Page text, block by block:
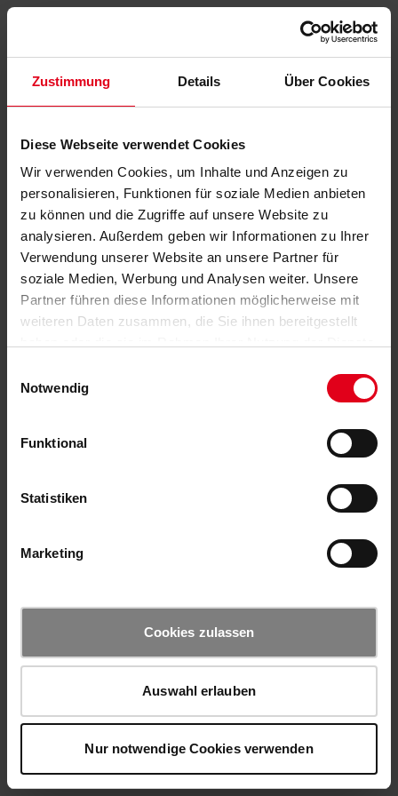
Zustimmung Details Über Cookies
Diese Webseite verwendet Cookies
Wir verwenden Cookies, um Inhalte und Anzeigen zu
personalisieren, Funktionen für soziale Medien anbieten
zu können und die Zugriffe auf unsere Website zu
analysieren. Außerdem geben wir Informationen zu Ihrer
Verwendung unserer Website an unsere Partner für
soziale Medien, Werbung und Analysen weiter. Unsere
Partner führen diese Informationen möglicherweise mit
weiteren Daten zusammen, die Sie ihnen bereitgestellt
Notwendig
Funktional
Statistiken
Marketing
Cookies zulassen
Auswahl erlauben
Nur notwendige Cookies verwenden